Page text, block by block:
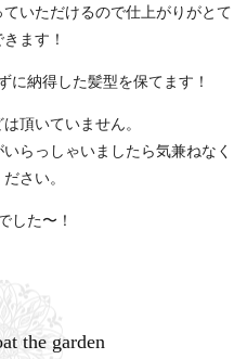
いただけるので仕上がりがとて
ます！
に納得した髪型を保てます！
頂いていません。
らっしゃいましたら気兼ねなく
さい。
した〜！
the garden